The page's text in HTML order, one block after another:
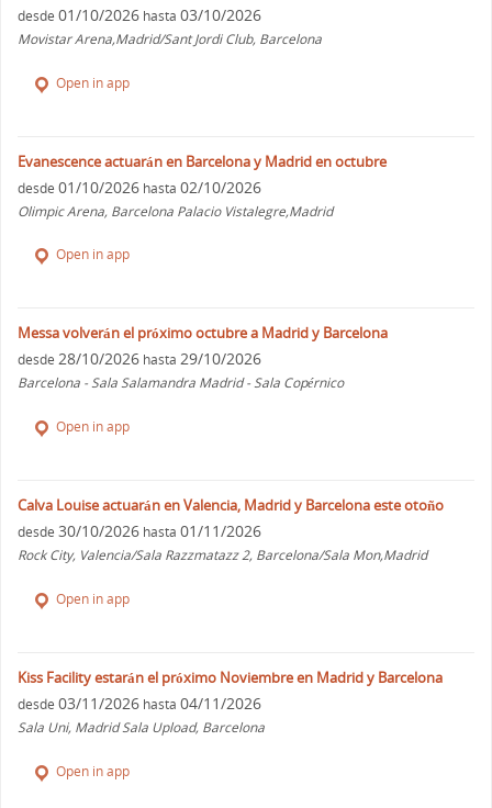
desde 01/10/2026 hasta 03/10/2026
Movistar Arena,Madrid/Sant Jordi Club, Barcelona
Open in app
Evanescence actuarán en Barcelona y Madrid en octubre
desde 01/10/2026 hasta 02/10/2026
Olimpic Arena, Barcelona Palacio Vistalegre,Madrid
Open in app
Messa volverán el próximo octubre a Madrid y Barcelona
desde 28/10/2026 hasta 29/10/2026
Barcelona - Sala Salamandra Madrid - Sala Copérnico
Open in app
Calva Louise actuarán en Valencia, Madrid y Barcelona este otoño
desde 30/10/2026 hasta 01/11/2026
Rock City, Valencia/Sala Razzmatazz 2, Barcelona/Sala Mon,Madrid
Open in app
Kiss Facility estarán el próximo Noviembre en Madrid y Barcelona
desde 03/11/2026 hasta 04/11/2026
Sala Uni, Madrid Sala Upload, Barcelona
Open in app